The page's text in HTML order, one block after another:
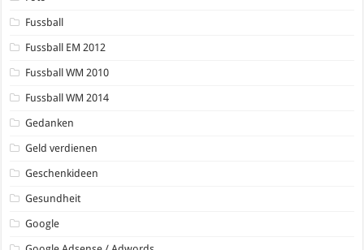
Fussball
Fussball EM 2012
Fussball WM 2010
Fussball WM 2014
Gedanken
Geld verdienen
Geschenkideen
Gesundheit
Google